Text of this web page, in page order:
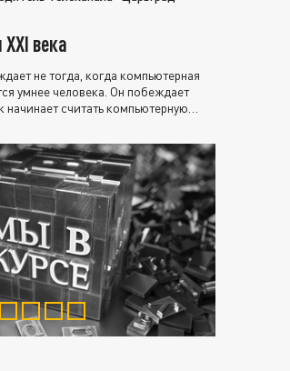
века
не тогда, когда компьютерная
умнее человека. Он побеждает
начинает считать компьютерную